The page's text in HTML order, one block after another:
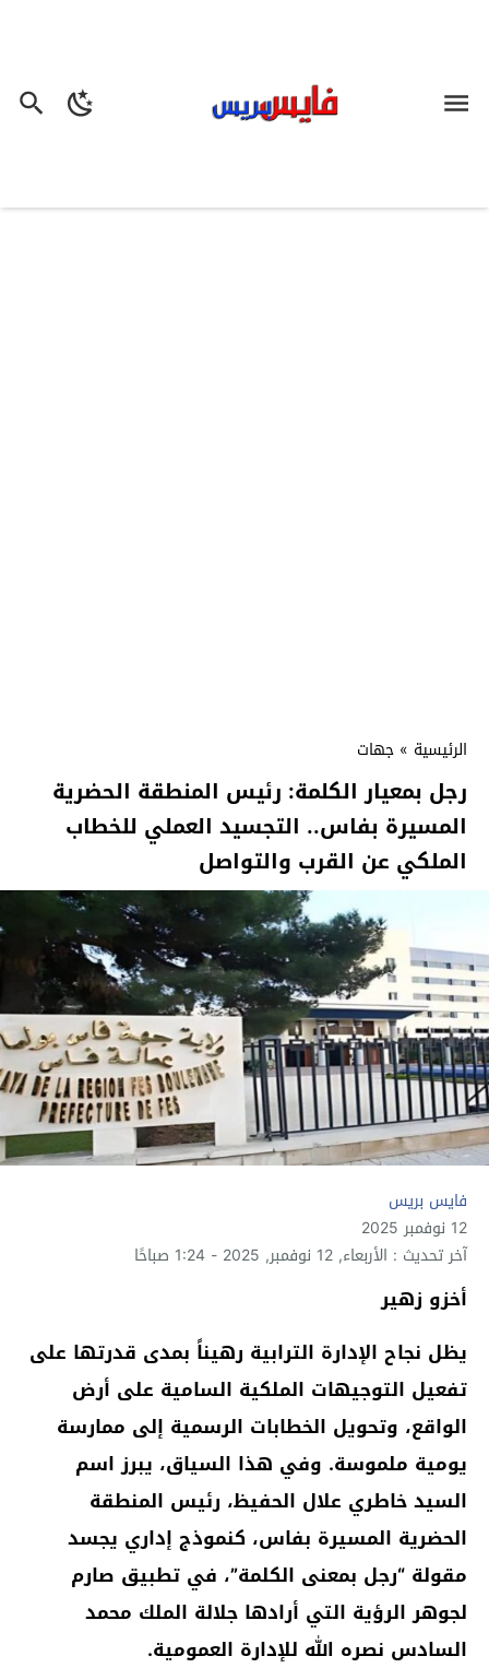
الرئيسية » جهات
رجل بمعيار الكلمة: رئيس المنطقة الحضرية
المسيرة بفاس.. التجسيد العملي للخطاب
الملكي عن القرب والتواصل
فايس بريس
12 نوفمبر 2025
آخر تحديث : الأربعاء, 12 نوفمبر, 2025 - 1:24 صباحًا
أخزو زهير
يظل نجاح الإدارة الترابية رهيناً بمدى قدرتها على
تفعيل التوجيهات الملكية السامية على أرض
الواقع، وتحويل الخطابات الرسمية إلى ممارسة
يومية ملموسة. وفي هذا السياق، يبرز اسم
السيد خاطري علال الحفيظ، رئيس المنطقة
الحضرية المسيرة بفاس، كنموذج إداري يجسد
مقولة “رجل بمعنى الكلمة”، في تطبيق صارم
لجوهر الرؤية التي أرادها جلالة الملك محمد
السادس نصره الله للإدارة العمومية.